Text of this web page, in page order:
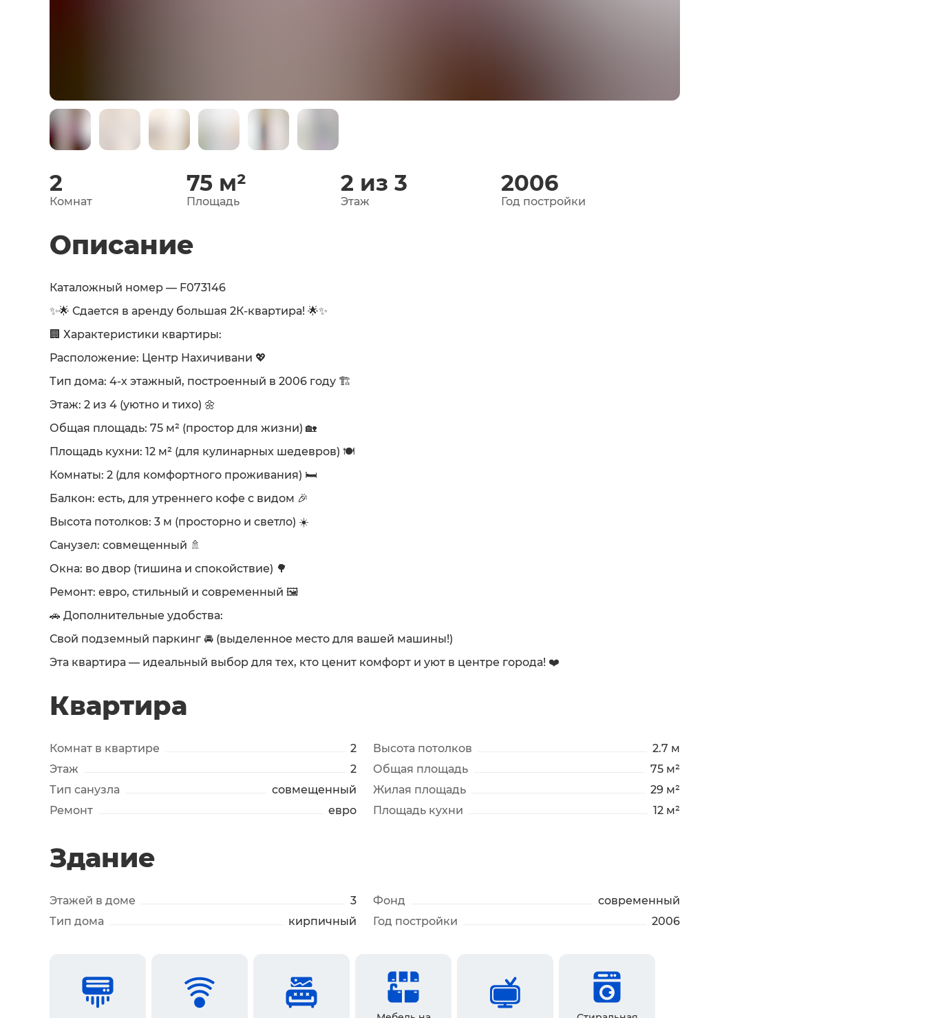
2
Комнат
75 м²
Площадь
2 из 3
Этаж
2006
Год постройки
Описание
Каталожный номер — F073146
✨🌟 Сдается в аренду большая 2К-квартира! 🌟✨
🏢 Характеристики квартиры:
Расположение: Центр Нахичивани 💖
Тип дома: 4-х этажный, построенный в 2006 году 🏗️
Этаж: 2 из 4 (уютно и тихо) 🌼
Общая площадь: 75 м² (простор для жизни) 🏡
Площадь кухни: 12 м² (для кулинарных шедевров) 🍽️
Комнаты: 2 (для комфортного проживания) 🛏️
Балкон: есть, для утреннего кофе с видом 🎉
Высота потолков: 3 м (просторно и светло) ☀️
Санузел: совмещенный 🚿
Окна: во двор (тишина и спокойствие) 🌳
Ремонт: евро, стильный и современный 🖼️
🚗 Дополнительные удобства:
Свой подземный паркинг 🚘 (выделенное место для вашей машины!)
Эта квартира — идеальный выбор для тех, кто ценит комфорт и уют в центре города! ❤️
Квартира
Комнат в квартире
2
Этаж
2
Тип санузла
совмещенный
Ремонт
евро
Высота потолков
2.7 м
Общая площадь
75 м²
Жилая площадь
29 м²
Площадь кухни
12 м²
Здание
Этажей в доме
3
Тип дома
кирпичный
Фонд
современный
Год постройки
2006